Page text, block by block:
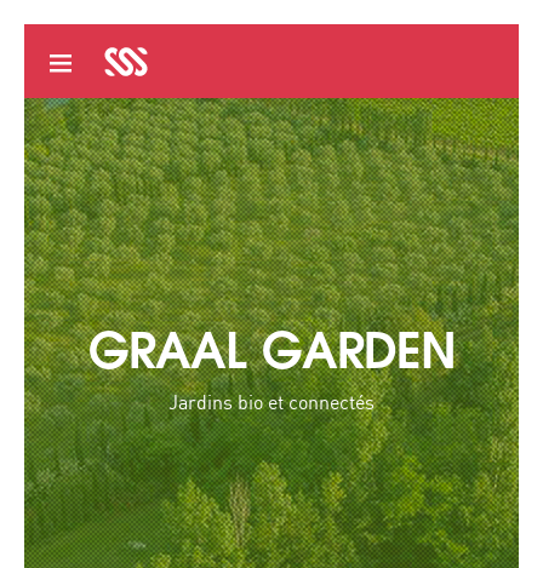
GRAAL GARDEN
Jardins bio et connectés